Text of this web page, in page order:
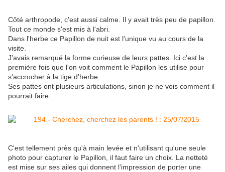
Côté arthropode, c'est aussi calme. Il y avait très peu de papillon.
Tout ce monde s'est mis à l'abri.
Dans l'herbe ce Papillon de nuit est l'unique vu au cours de la
visite.
J'avais remarqué la forme curieuse de leurs pattes. Ici c'est la
première fois que l'on voit comment le Papillon les utilise pour
s'accrocher à la tige d'herbe.
Ses pattes ont plusieurs articulations, sinon je ne vois comment il
pourrait faire.
C'est tellement près qu'à main levée et n'utilisant qu'une seule
photo pour capturer le Papillon, il faut faire un choix. La netteté
est mise sur ses ailes qui donnent l'impression de porter une